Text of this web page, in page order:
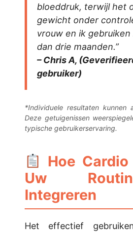
bloeddruk, terwijl het
gewicht onder
vrouw en ik
dan drie maanden.”
– Chris A,
gebruiker)
*Individuele resultaten kunnen
Deze getuigenissen
typische gebruikerservaring.
Hoe
Uw
Integreren
Het effectief